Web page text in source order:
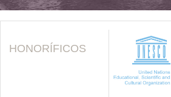
HONORÍFICOS